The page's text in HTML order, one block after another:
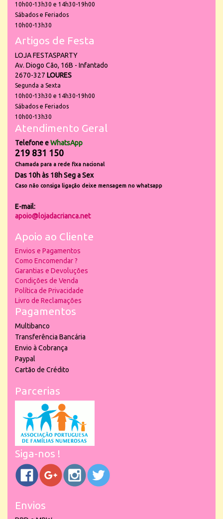
10h00-13h30 e 14h30-19h00
Sábados e Feriados
10h00-13h30
Artigos de Festa
LOJA FESTASPARTY
Av. Diogo Cão, 16B - Infantado
2670-327 LOURES
Segunda a Sexta
10h00-13h30 e 14h30-19h00
Sábados e Feriados
10h00-13h30
Atendimento Geral
Telefone eWhatsApp
219 831 150
Chamada para a rede fixa nacional
Das 10h às 18h Seg a Sex
Caso não consiga ligação deixe mensagem no whatsapp
E-mail:
apoio@lojadacrianca.net
Apoio ao Cliente
Envios e Pagamentos
Como Encomendar ?
Garantias e Devoluções
Condições de Venda
Política de Privacidade
Livro de Reclamações
Pagamentos
Multibanco
Transferência Bancária
Envio à Cobrança
Paypal
Cartão de Crédito
Parcerias
Siga-nos !
Envios